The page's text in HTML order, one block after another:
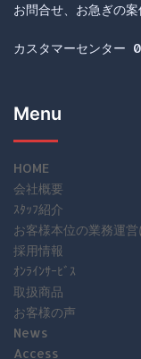
お問合せ、お急ぎの案
カスタマーセンター
Menu
HOME
会社概要
ｽﾀｯﾌ紹介
お客様本位の業務運
採用情報
ｵﾝﾗｲﾝｻｰﾋﾞｽ
取扱商品
お客様の声
News
Access